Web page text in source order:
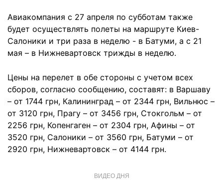
Авиакомпания с 27 апреля по субботам также
будет осуществлять полеты на маршруте Киев-
Салоники и три раза в неделю - в Батуми, а с 21
мая – в Нижневартовск трижды в неделю.
Цены на перелет в обе стороны с учетом всех
сборов, согласно сообщению, составят: в Варшаву
– от 1744 грн, Калининград – от 2344 грн, Вильнюс –
от 3120 грн, Прагу – от 3456 грн, Стокгольм – от
2256 грн, Копенгаген – от 2304 грн, Афины – от
3520 грн, Салоники – от 3560 грн, Батуми – от
2920 грн, Нижневартовск – от 4144 грн.
ВИДЕО ДНЯ